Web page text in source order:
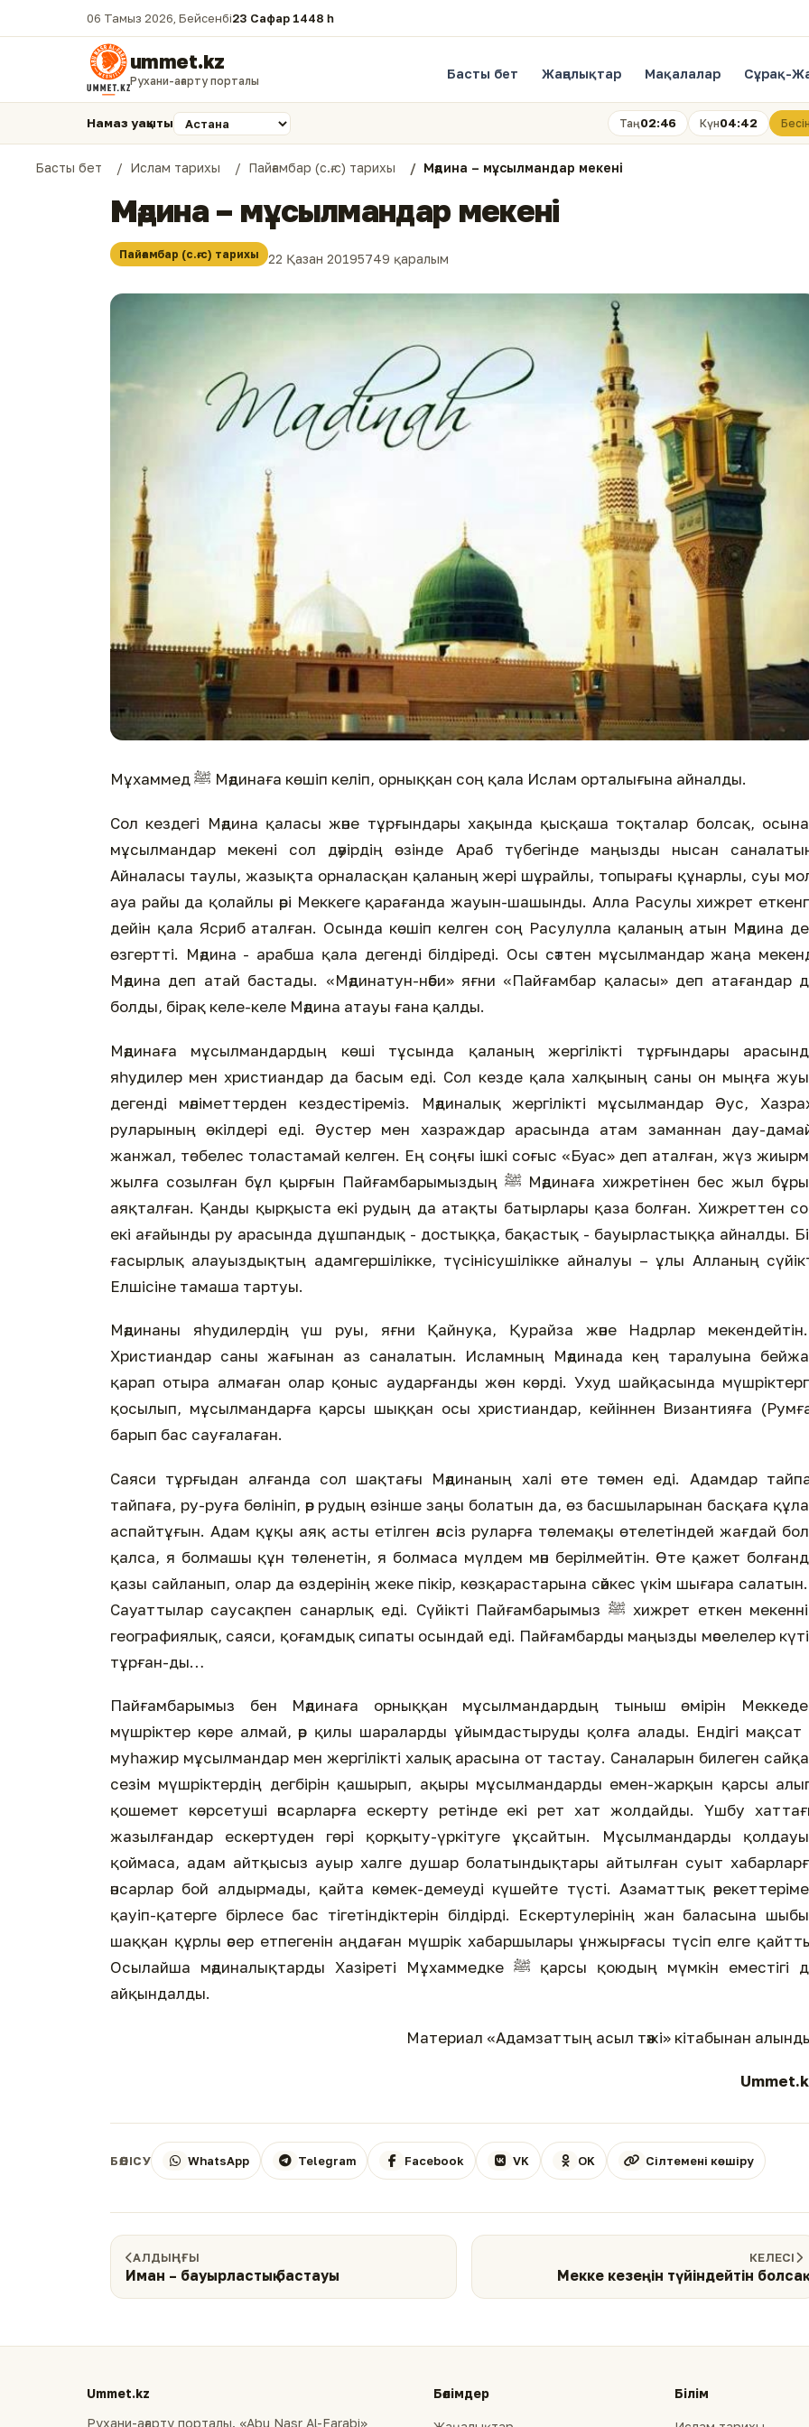
06 Тамыз 2026, Бейсенбі23 Сафар 1448 һ.
ummet.kz
Рухани-ағарту порталы Басты бет Жаңалықтар Мақалалар Сұрақ-
Намаз уақыты Таң02:46 Күн04:42 Бесін
Басты бет Ислам тарихы Пайғамбар (с.ғ.с) тарихы Мәдина – мұсылмандар мекені
Мәдина – мұсылмандар мекені
Пайғамбар (с.ғ.с) тарихы 22 Қазан 20195749 қаралым
Мұхаммед ﷺ Мәдинаға көшіп келіп, орныққан соң қала Ислам орталығына айналды.
Сол кездегі Мәдина қаласы және тұрғындары хақында қысқаша тоқталар болсақ,
мұсылмандар мекені сол дәуірдің өзінде Араб түбегінде маңызды нысан
Айналасы таулы, жазықта орналасқан қаланың жері шұрайлы, топырағы құнарлы, суы
ауа райы да қолайлы әрі Меккеге қарағанда жауын-шашынды. Алла Расулы хижрет
дейін қала Ясриб аталған. Осында көшіп келген соң Расулулла қаланың атын Мәдина
өзгертті. Мәдина - арабша қала дегенді білдіреді. Осы сәттен мұсылмандар жаңа
Мәдина деп атай бастады. «Мәдинатун-нәби» яғни «Пайғамбар қаласы» деп атағандар
болды, бірақ келе-келе Мәдина атауы ғана қалды.
Мәдинаға мұсылмандардың көші тұсында қаланың жергілікті тұрғындары
яһудилер мен христиандар да басым еді. Сол кезде қала халқының саны он мыңға
дегенді мәліметтерден кездестіреміз. Мәдиналық жергілікті мұсылмандар Әус,
руларының өкілдері еді. Әустер мен хазраждар арасында атам заманнан дау-
жанжал, төбелес толастамай келген. Ең соңғы ішкі соғыс «Буас» деп аталған, жүз
жылға созылған бұл қырғын Пайғамбарымыздың ﷺ Мәдинаға хижретінен бес жыл бұрын
аяқталған. Қанды қырқыста екі рудың да атақты батырлары қаза болған. Хижреттен
екі ағайынды ру арасында дұшпандық - достыққа, бақастық - бауырластыққа айналды.
ғасырлық алауыздықтың адамгершілікке, түсінісушілікке айналуы – ұлы Алланың
Елшісіне тамаша тартуы.
Мәдинаны яһудилердің үш руы, яғни Қайнуқа, Қурайза және Надрлар
Христиандар саны жағынан аз саналатын. Исламның Мәдинада кең таралуына
қарап отыра алмаған олар қоныс аударғанды жөн көрді. Ухуд шайқасында
қосылып, мұсылмандарға қарсы шыққан осы христиандар, кейіннен Византияға
барып бас сауғалаған.
Саяси тұрғыдан алғанда сол шақтағы Мәдинаның халі өте төмен еді. Адамдар
тайпаға, ру-руға бөлініп, әр рудың өзінше заңы болатын да, өз басшыларынан басқаға
аспайтұғын. Адам құқы аяқ асты етілген әлсіз руларға төлемақы өтелетіндей жағдай
қалса, я болмашы құн төленетін, я болмаса мүлдем мән берілмейтін. Өте қажет
қазы сайланып, олар да өздерінің жеке пікір, көзқарастарына сәйкес үкім шығара
Сауаттылар саусақпен санарлық еді. Сүйікті Пайғамбарымыз ﷺ хижрет еткен мекеннің
географиялық, саяси, қоғамдық сипаты осындай еді. Пайғамбарды маңызды мәселелер
тұрған-ды…
Пайғамбарымыз бен Мәдинаға орныққан мұсылмандардың тыныш өмірін
мүшріктер көре алмай, әр қилы шараларды ұйымдастыруды қолға алады. Ендігі мақсат
муһажир мұсылмандар мен жергілікті халық арасына от тастау. Саналарын билеген
сезім мүшріктердің дегбірін қашырып, ақыры мұсылмандарды емен-жарқын қарсы
қошемет көрсетуші әнсарларға ескерту ретінде екі рет хат жолдайды. Үшбу
жазылғандар ескертуден гөрі қорқыту-үркітуге ұқсайтын. Мұсылмандарды
қоймаса, адам айтқысыз ауыр халге душар болатындықтары айтылған суыт
әнсарлар бой алдырмады, қайта көмек-демеуді күшейте түсті. Азаматтық
қауіп-қатерге бірлесе бас тігетіндіктерін білдірді. Ескертулерінің жан баласына
шаққан құрлы әсер етпегенін аңдаған мүшрік хабаршылары ұнжырғасы түсіп елге
Осылайша мәдиналықтарды Хазіреті Мұхаммедке ﷺ қарсы қоюдың мүмкін еместігі де
айқындалды.
Материал «Адамзаттың асыл тәжі» кітабынан
БӨЛІСУ WhatsApp Telegram Facebook VK OK Сілтемені көшіру
АЛДЫҢҒЫ
Иман – бауырластық бастауы
КЕЛЕСІ
Мекке кезеңін түйіндейтін болсақ
Ummet.kz
Рухани-ағарту порталы. «Abu Nasr Al-Farabi»
Бөлімдер Білім